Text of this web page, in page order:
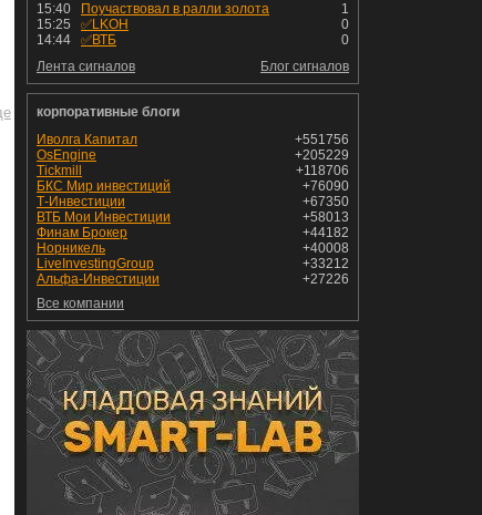
15:40
1
Поучаствовал в ралли золота
15:25
0
✅LKOH
14:44
0
✅ВТБ
Блог сигналов
Лента сигналов
корпоративные блоги
+551756
Иволга Капитал
+205229
OsEngine
+118706
Tickmill
+76090
БКС Мир инвестиций
+67350
Т-Инвестиции
+58013
ВТБ Мои Инвестиции
+44182
Финам Брокер
+40008
Норникель
+33212
LiveInvestingGroup
+27226
Альфа-Инвестиции
Все компании